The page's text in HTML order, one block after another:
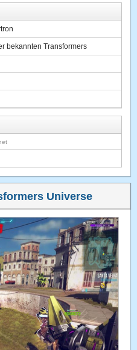
bekannten Transformers
Universe